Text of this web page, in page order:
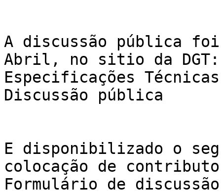
A discussão pública
Abril, no sitio da
Especificações
Discussão pública
E disponibilizado o
colocação de
Formulário de